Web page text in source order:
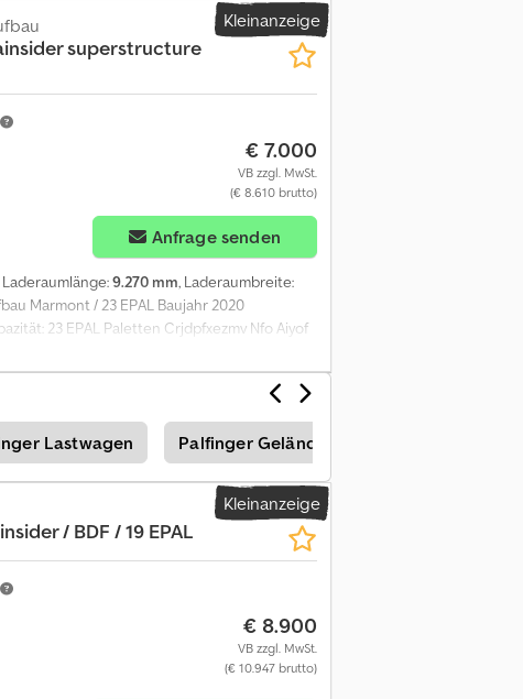
Kleinanzeige
superstructure
€ 7.000
VB zzgl. MwSt.
(€ 8.610 brutto)
Anfrage senden
Laderaumlänge:9.270 mm, Laderaumbreite:
Marmont / 23 EPAL Baujahr 2020
23 EPAL Paletten Crjdpfxezmv Nfo Aiyof
Lastwagen Palfinger Geländestapler
Kleinanzeige
/ BDF / 19 EPAL
€ 8.900
VB zzgl. MwSt.
(€ 10.947 brutto)